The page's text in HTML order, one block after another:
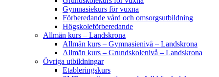
Gymnasiekurs för vuxna
Förberedande vård och omsorgsutbildning
Högskoleförberedande
Allmän kurs – Landskrona
Allmän kurs – Gymnasienivå – Landskrona
Allmän kurs – Grundskolenivå – Landskrona
Övriga utbildningar
Etableringskurs